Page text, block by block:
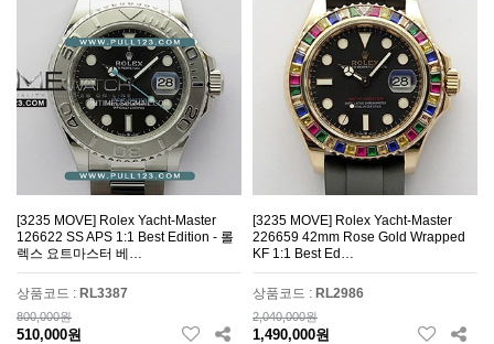
[3235 MOVE] Rolex Yacht-Master
126622 SS APS 1:1 Best Edition - 롤
렉스 요트마스터 베…
상품코드 : RL3387
800,000원
510,000원
[3235 MOVE] Rolex Yacht-Master
226659 42mm Rose Gold Wrapped
KF 1:1 Best Ed…
상품코드 : RL2986
2,040,000원
1,490,000원